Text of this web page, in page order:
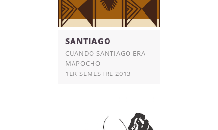
SANTIAGO
CUANDO SANTIAGO ERA
MAPOCHO
1ER SEMESTRE 2013